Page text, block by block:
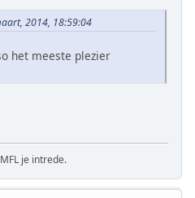
2014, 18:59:04
het meeste plezier
je intrede.